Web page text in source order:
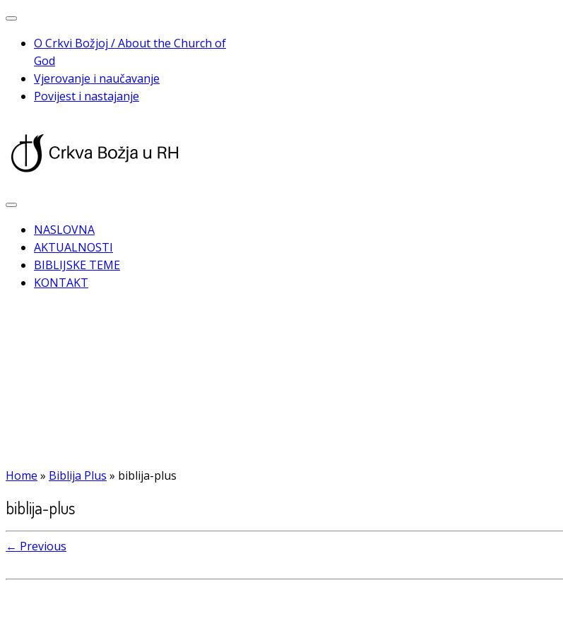
Skip
contentO Crkvi Božjoj / About the Church of
God
Vjerovanje i naučavanje
Povijest i nastajanje
NASLOVNA
AKTUALNOSTI
BIBLIJSKE TEME
KONTAKT
Home » Biblija Plus » biblija-plus
biblija-plus
← Previous